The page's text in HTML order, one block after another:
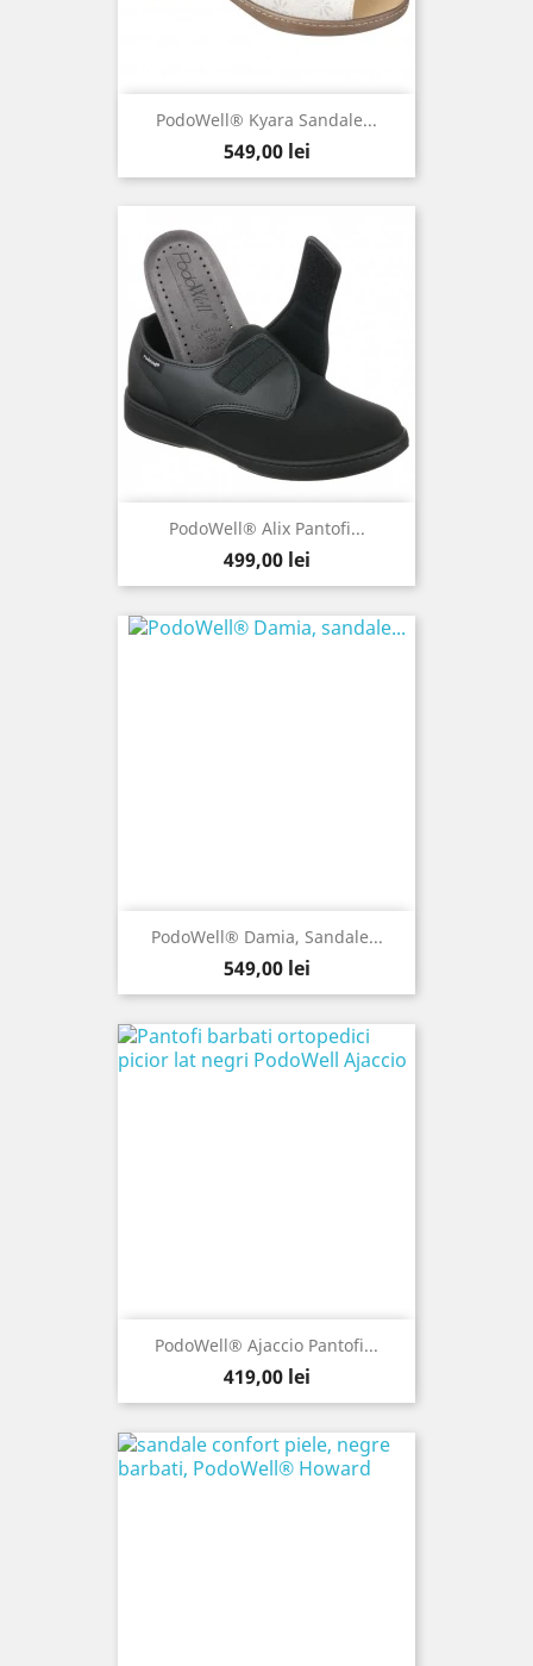
PodoWell® Kyara Sandale...
Pret
549,00 lei
PodoWell® Alix Pantofi...
Pret
499,00 lei
PodoWell® Damia, Sandale...
Pret
549,00 lei
PodoWell® Ajaccio Pantofi...
Pret
419,00 lei